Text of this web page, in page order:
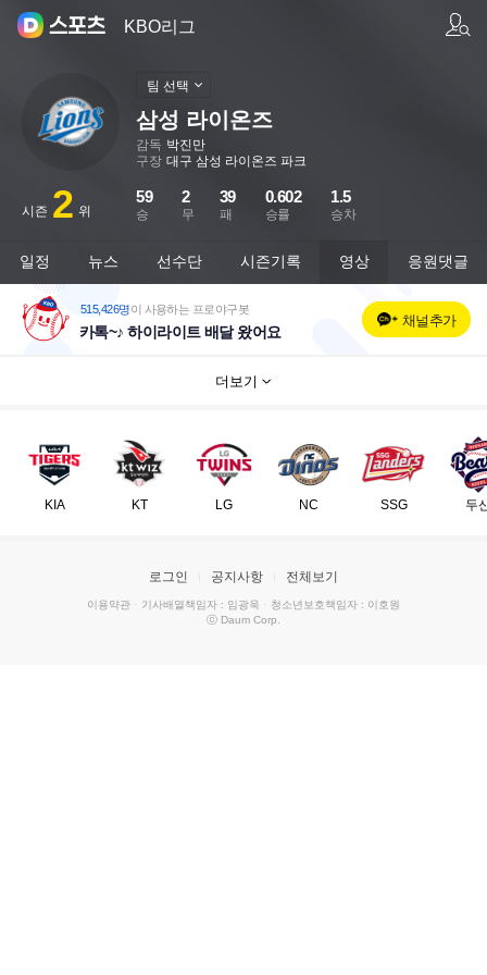
KBO리그
삼성 라이온즈
감독 박진만
구장 대구 삼성 라이온즈 파크
시즌 2 위 승
59
무
2
패
39
승률
0.602
승차
1.5
팀 선택
일정 뉴스 선수단 시즌기록 영상 응원댓글
515,426명이 사용하는 프로야구봇
카톡~♪ 하이라이트 배달 왔어요
채널추가
더보기
KIA KT LG NC SSG 두
로그인 공지사항 전체보기
이용약관 · 기사배열책임자 : 임광욱 · 청소년보호책임자 : 이호원
ⓒ Daum Corp.